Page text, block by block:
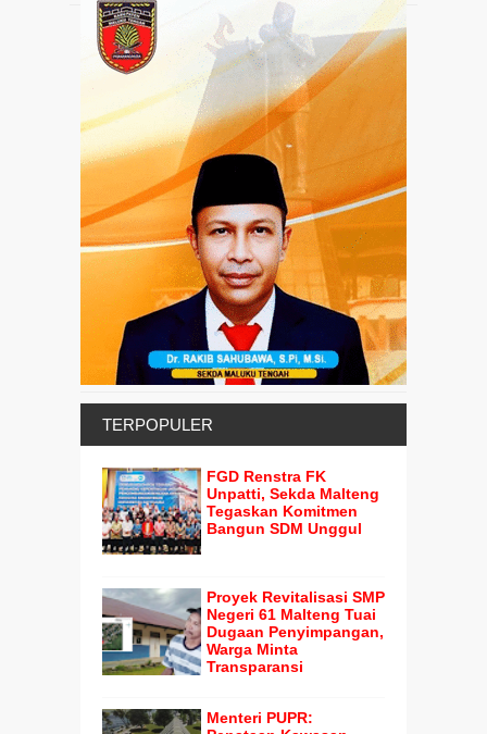
TERPOPULER
FGD Renstra FK
Unpatti, Sekda Malteng
Tegaskan Komitmen
Bangun SDM Unggul
Proyek Revitalisasi SMP
Negeri 61 Malteng Tuai
Dugaan Penyimpangan,
Warga Minta
Transparansi
Menteri PUPR: